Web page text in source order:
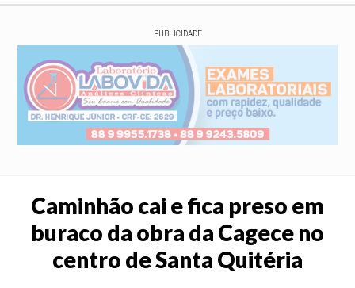
PUBLICIDADE
Caminhão cai e fica preso em
buraco da obra da Cagece no
centro de Santa Quitéria